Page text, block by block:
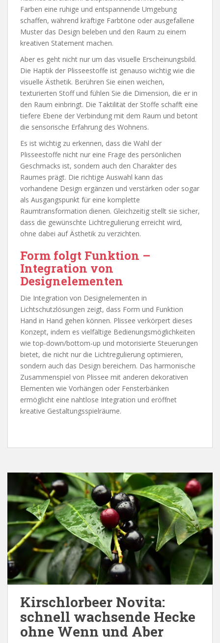
Farben eine ruhige und entspannende Umgebung
schaffen, während kräftige Farbtöne oder ausgefallene
Muster das Design beleben und den Raum zu einem
kreativen Statement machen.
Aber es geht nicht nur um das visuelle Erscheinungsbild.
Die Haptik der Plisseestoffe ist genauso wichtig wie die
visuelle Ästhetik. Berühren Sie einen weichen,
texturierten Stoff und fühlen Sie die Dimension, die er in
den Raum einbringt. Die Taktilität der Stoffe schafft eine
tiefere Ebene der Verbindung mit dem Raum und betont
die sensorische Erfahrung des Wohnens.
Es ist wichtig zu erkennen, dass die Wahl der
Plisseestoffe nicht nur eine Frage des persönlichen
Geschmacks ist, sondern auch den Charakter des
Raumes prägt. Die richtige Auswahl kann das
vorhandene Design ergänzen und verstärken oder sogar
als Ausgangspunkt für eine komplette
Raumtransformation dienen. Gleichzeitig stellt sie sicher,
dass die gewünschte Lichtregulierung erreicht wird,
ohne dabei auf Ästhetik zu verzichten.
Form folgt Funktion –
Integration von
Designelementen
Die Integration von Designelementen in
Lichtschutzlösungen zeigt, dass Form und Funktion
Hand in Hand gehen können. Plissee verkörpert dieses
Konzept, indem es vielfältige Bedienungsmöglichkeiten
wie top-down/bottom-up und motorisierte Steuerungen
bietet, die nicht nur die Lichtregulierung optimieren,
sondern auch das Design bereichern. Das harmonische
Zusammenspiel von Plissee mit anderen dekorativen
Elementen wie Vorhängen oder Fensterbänken
ermöglicht eine nahtlose Integration und eröffnet
kreative Gestaltungsspielräume.
Kirschlorbeer Novita:
schnell wachsende Hecke
ohne Wenn und Aber